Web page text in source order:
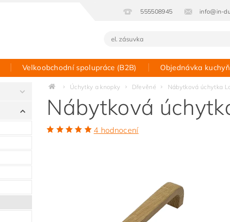
555508945 info@in-
Velkoobchodní spolupráce (B2B) Objednávka
Hodnocení obchodu Kontakt
Úchytky a knopky Dřevěné Nábytková úchytka
Nábytková
4 hodnocení